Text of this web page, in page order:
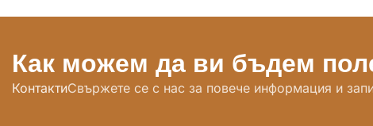
Как можем да ви бъдем
КонтактиСвържете се с нас за повече информация и